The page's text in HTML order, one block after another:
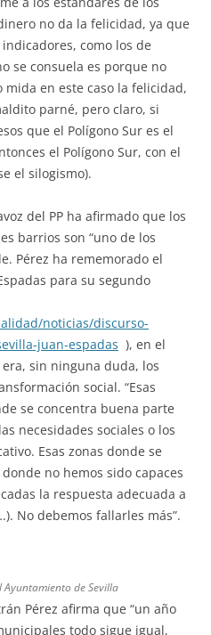
no da la felicidad, ya que
como los de
se consuela es porque no
mida en este caso la felicidad,
parné, pero claro, si
que el Polígono Sur es el
el Polígono Sur, con el
el silogismo).
del PP ha afirmado que los
barrios son “uno de los
Pérez ha rememorado el
para su segundo
noticias/discurso-
juan-espadas ), en el
sin ninguna duda, los
social. “Esas
se concentra buena parte
necesidades sociales o los
Esas zonas donde se
no hemos sido capaces
la respuesta adecuada a
No debemos fallarles más”.
Ayuntamiento de Sevilla
Pérez afirma que “un año
todo sigue igual,